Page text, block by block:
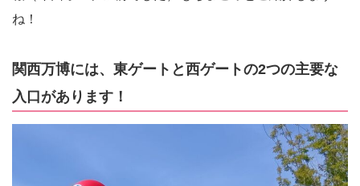
ね！
関西万博には、東ゲートと西ゲートの2つの主要な
入口があります！